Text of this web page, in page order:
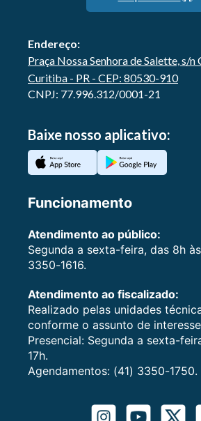
Endereço:
Praça Nossa Senhora de Salette, s/
Curitiba - PR - CEP: 80530-910
CNPJ: 77.996.312/0001-21
Baixe nosso aplicativo:
Funcionamento
Atendimento ao público:
Segunda a sexta-feira, das 8h
3350-1616.
Atendimento ao fiscalizado:
Realizado pelas unidades
conforme o assunto de
Presencial: Segunda a sexta-
17h.
Agendamentos: (41) 3350-1750.